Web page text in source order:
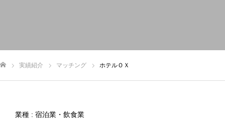
実績紹介 マッチング ホテルＯＸ
業種 : 宿泊業・飲食業